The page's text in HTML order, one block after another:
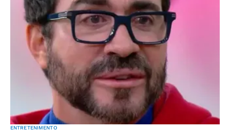
ENTRETENIMENTO